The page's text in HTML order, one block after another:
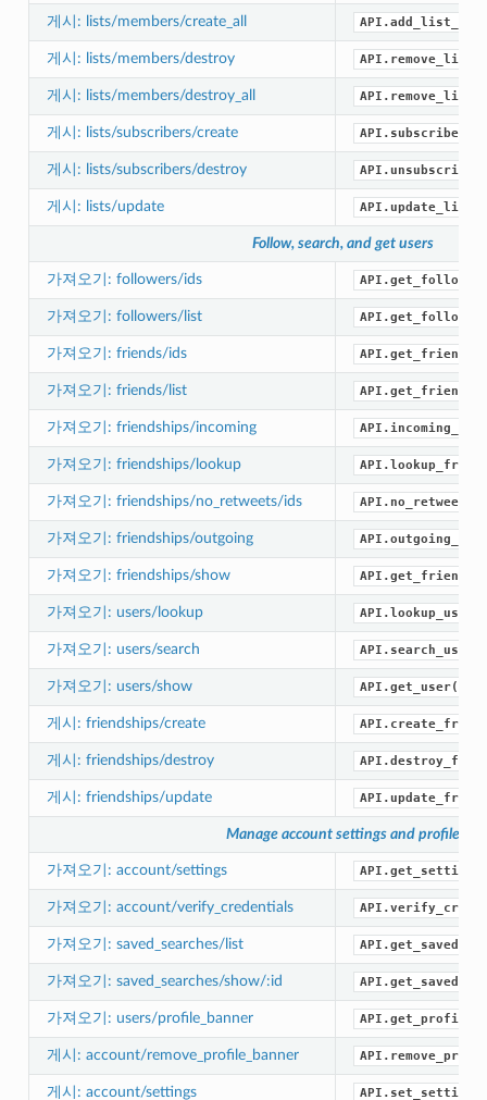
게시: lists/members/create_all
게시: lists/members/destroy
게시: lists/members/destroy_all
게시: lists/subscribers/create
게시: lists/subscribers/destroy
게시: lists/update
Follow, search, and get users
가져오기: followers/ids
가져오기: followers/list
가져오기: friends/ids
가져오기: friends/list
가져오기: friendships/incoming
가져오기: friendships/lookup
가져오기: friendships/no_retweets/ids
가져오기: friendships/outgoing
가져오기: friendships/show
가져오기: users/lookup
가져오기: users/search
가져오기: users/show API.get_user()
게시: friendships/create
게시: friendships/destroy
게시: friendships/update
Manage account settings and profile
가져오기: account/settings
가져오기: account/verify_credentials
가져오기: saved_searches/list
가져오기: saved_searches/show/:id
가져오기: users/profile_banner
게시: account/remove_profile_banner
게시: account/settings